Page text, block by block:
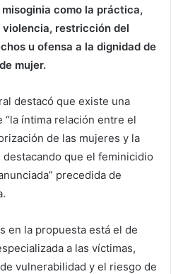
como la práctica,
restricción del
u ofensa a la dignidad de
mujer.
destacó que existe una
íntima relación entre el
de las mujeres y la
destacando que el feminicidio
precedida de
en la propuesta está el de
a las víctimas,
vulnerabilidad y el riesgo de